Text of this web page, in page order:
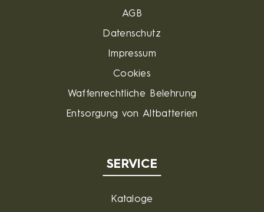
AGB
Datenschutz
Impressum
Cookies
Waffenrechtliche Belehrung
Entsorgung von Altbatterien
SERVICE
Kataloge